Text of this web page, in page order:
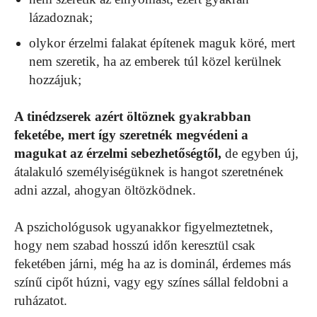
lázadoznak;
olykor érzelmi falakat építenek maguk köré, mert
nem szeretik, ha az emberek túl közel kerülnek
hozzájuk;
A tinédzserek azért öltöznek gyakrabban
feketébe, mert így szeretnék megvédeni a
magukat az érzelmi sebezhetőségtől, de egyben új,
átalakuló személyiségüknek is hangot szeretnének
adni azzal, ahogyan öltözködnek.
A pszichológusok ugyanakkor figyelmeztetnek,
hogy nem szabad hosszú időn keresztül csak
feketében járni, még ha az is dominál, érdemes más
színű cipőt húzni, vagy egy színes sállal feldobni a
ruházatot.